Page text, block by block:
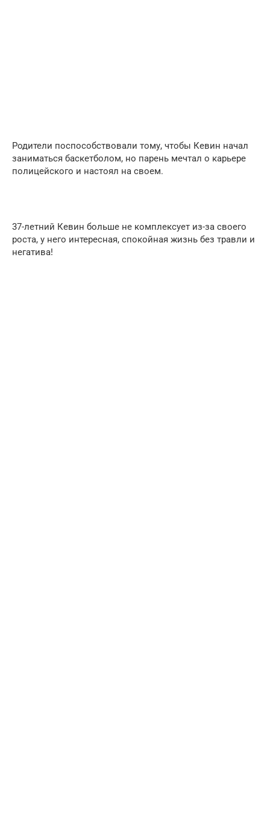
Родители поспособствовали тому, чтобы Кевин начал
заниматься баскетболом, но парень мечтал о карьере
полицейского и настоял на своем.
37-летний Кевин больше не комплексует из-за своего
роста, у него интересная, спокойная жизнь без травли и
негатива!